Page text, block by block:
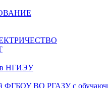
в НГИЭУ
ФГБОУ ВО РГАЗУ с